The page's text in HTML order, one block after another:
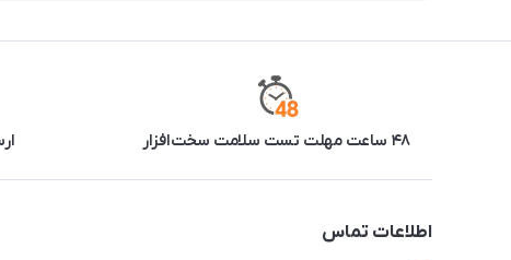
۴۸ ساعت مهلت تست سلامت سخت‌افزار
اطلاعات تماس